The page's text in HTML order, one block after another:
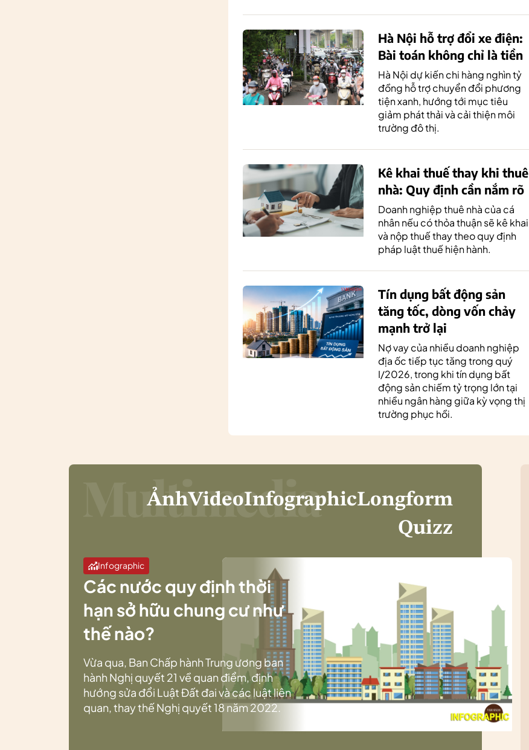
Hà Nội hỗ trợ đổi xe điện:
Bài toán không chỉ là tiền
Hà Nội dự kiến chi hàng nghìn tỷ
đồng hỗ trợ chuyển đổi phương
tiện xanh, hướng tới mục tiêu
giảm phát thải và cải thiện môi
trường đô thị.
Kê khai thuế thay khi thuê
nhà: Quy định cần nắm rõ
Doanh nghiệp thuê nhà của cá
nhân nếu có thỏa thuận sẽ kê khai
và nộp thuế thay theo quy định
pháp luật thuế hiện hành.
Tín dụng bất động sản
tăng tốc, dòng vốn chảy
mạnh trở lại
Nợ vay của nhiều doanh nghiệp
địa ốc tiếp tục tăng trong quý
I/2026, trong khi tín dụng bất
động sản chiếm tỷ trọng lớn tại
nhiều ngân hàng giữa kỳ vọng thị
trường phục hồi.
ẢnhVideoInfographicLongform
Quizz
Infographic
Các nước quy định thời
hạn sở hữu chung cư như
thế nào?
Vừa qua, Ban Chấp hành Trung ương ban
hành Nghị quyết 21 về quan điểm, định
hướng sửa đổi Luật Đất đai và các luật liên
quan, thay thế Nghị quyết 18 năm 2022.